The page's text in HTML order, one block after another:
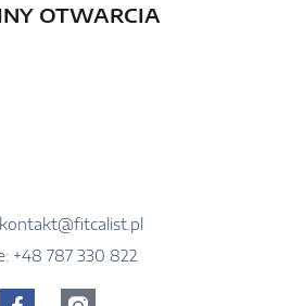
OTWARCIA
+48 787 330 822